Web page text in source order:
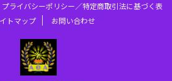
プライバシーポリシー／特定商取引法に基づく表
トマップ お問い合わせ